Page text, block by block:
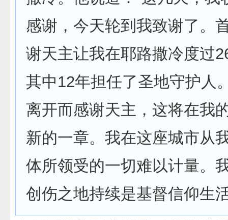
感谢，今天轮到我致谢了。
谢天主让我在耶路撒冷度过
其中12年担任了圣地守护人
离开而感谢天主，这将在我
新的一章。我在这座城市从
体所领受的一切难以计量。
创伤之地持续是基督信仰生